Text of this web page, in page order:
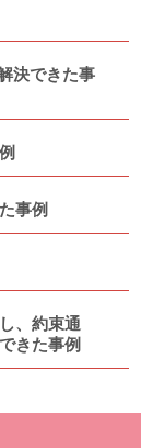
決できた事
事例
、約束通
きた事例